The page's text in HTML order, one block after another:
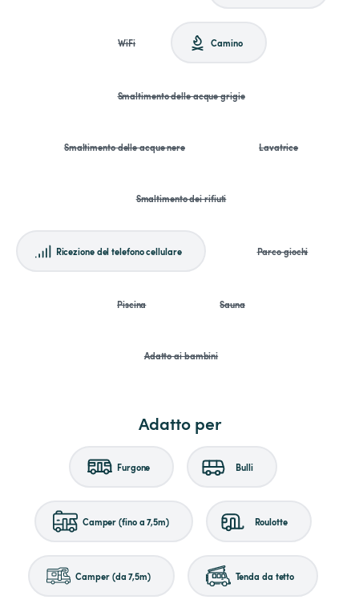
WiFi Camino
Smaltimento delle acque grigie
Smaltimento delle acque nere Lavatrice
Smaltimento dei rifiuti
Ricezione del telefono cellulare Parco giochi
Piscina Sauna
Adatto ai bambini
Adatto per
Furgone Bulli
Camper (fino a 7,5m) Roulotte
Camper (da 7,5m) Tenda da tetto